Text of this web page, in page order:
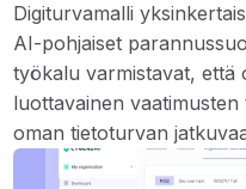
Digiturvamalli
AI-pohjaiset
työkalu varmistavat, että
luottavainen
oman tietoturvan